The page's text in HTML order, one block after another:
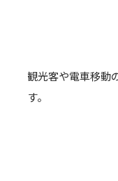
観光客や電車移動
す。